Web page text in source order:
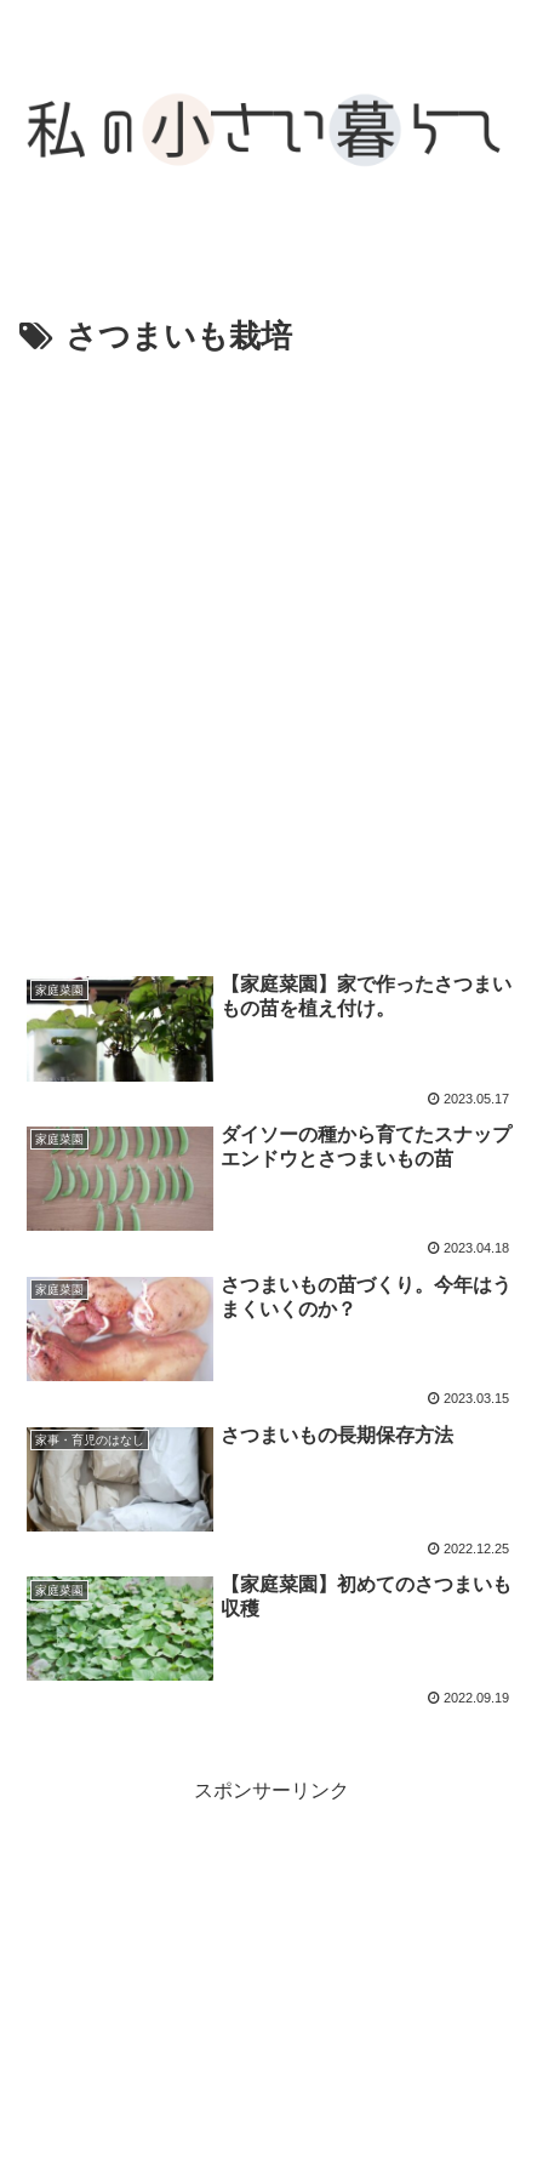
さつまいも栽培
家庭菜園
【家庭菜園】家で作ったさつまい
もの苗を植え付け。
2023.05.17
家庭菜園
ダイソーの種から育てたスナップ
エンドウとさつまいもの苗
2023.04.18
家庭菜園
さつまいもの苗づくり。今年はう
まくいくのか？
2023.03.15
家事・育児のはなし さつまいもの長期保存方法
2022.12.25
家庭菜園
【家庭菜園】初めてのさつまいも
収穫
2022.09.19
スポンサーリンク